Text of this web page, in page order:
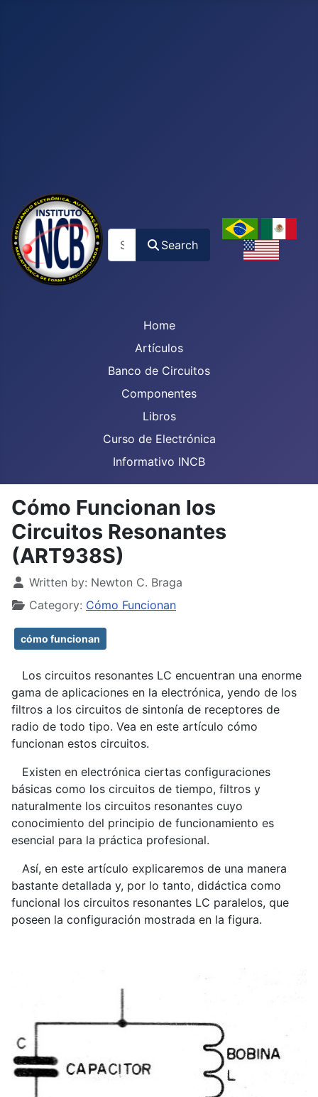
Search
Home
Artículos
Banco de Circuitos
Componentes
Libros
Curso de Electrónica
Informativo INCB
Cómo Funcionan los
Circuitos Resonantes
(ART938S)
Details
Written by: Newton C. Braga
Category: Cómo Funcionan
cómo funcionan
Los circuitos resonantes LC encuentran una enorme
gama de aplicaciones en la electrónica, yendo de los
filtros a los circuitos de sintonía de receptores de
radio de todo tipo. Vea en este artículo cómo
funcionan estos circuitos.
Existen en electrónica ciertas configuraciones
básicas como los circuitos de tiempo, filtros y
naturalmente los circuitos resonantes cuyo
conocimiento del principio de funcionamiento es
esencial para la práctica profesional.
Así, en este artículo explicaremos de una manera
bastante detallada y, por lo tanto, didáctica como
funcional los circuitos resonantes LC paralelos, que
poseen la configuración mostrada en la figura.